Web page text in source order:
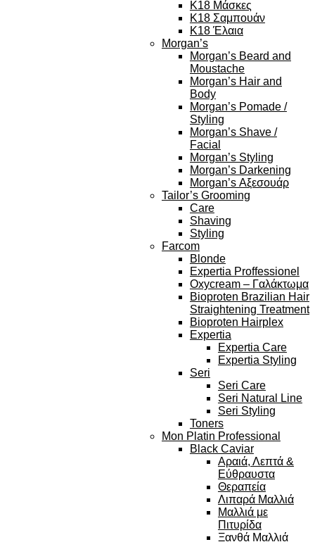
K18 Μάσκες
K18 Σαμπουάν
K18 Έλαια
Morgan’s
Morgan’s Beard and
Moustache
Morgan’s Hair and
Body
Morgan’s Pomade /
Styling
Morgan’s Shave /
Facial
Morgan’s Styling
Morgan’s Darkening
Morgan’s Αξεσουάρ
Tailor’s Grooming
Care
Shaving
Styling
Farcom
Blonde
Expertia Proffessionel
Oxycream – Γαλάκτωμα
Bioproten Brazilian Hair
Straightening Treatment
Bioproten Hairplex
Expertia
Expertia Care
Expertia Styling
Seri
Seri Care
Seri Natural Line
Seri Styling
Toners
Mon Platin Professional
Black Caviar
Αραιά, Λεπτά &
Εύθραυστα
Θεραπεία
Λιπαρά Μαλλιά
Μαλλιά με
Πιτυρίδα
Ξανθά Μαλλιά